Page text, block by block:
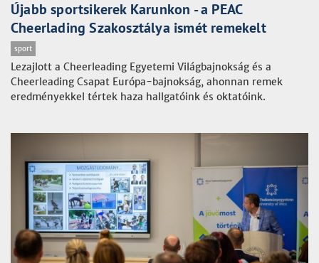
Újabb sportsikerek Karunkon - a PEAC
Cheerlading Szakosztálya ismét remekelt
sport
Lezajlott a Cheerleading Egyetemi Világbajnokság és a
Cheerleading Csapat Európa-bajnokság, ahonnan remek
eredményekkel tértek haza hallgatóink és oktatóink.